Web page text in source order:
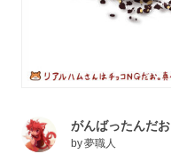
がんばったんだお
by夢職人